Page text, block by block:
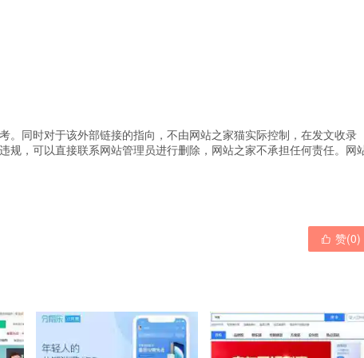
同时对于该外部链接的指向，不由网站之家猫实际控制，在发文收录
，可以直接联系网站管理员进行删除，网站之家不承担任何责任。 网
 赞(0)